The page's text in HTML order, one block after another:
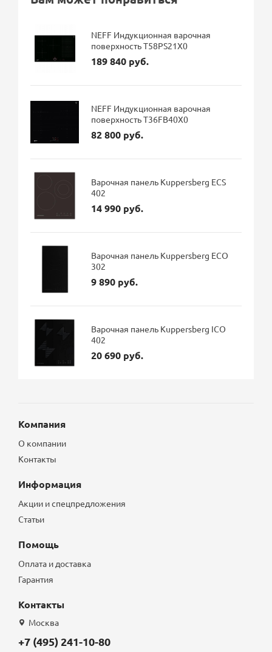
NEFF Индукционная варочная
поверхность T58PS21X0
189 840 руб.
NEFF Индукционная варочная
поверхность T36FB40X0
82 800 руб.
Варочная панель Kuppersberg ECS
402
14 990 руб.
Варочная панель Kuppersberg ECO
302
9 890 руб.
Варочная панель Kuppersberg ICO
402
20 690 руб.
Компания
О компании
Контакты
Информация
Акции и спецпредложения
Статьи
Помощь
Оплата и доставка
Гарантия
Контакты
Москва
+7 (495) 241-10-80